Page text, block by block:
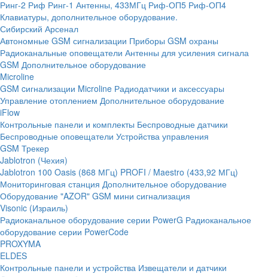
Ринг-2 Риф Ринг-1 Антенны, 433МГц Риф-ОП5 Риф-ОП4
Клавиатуры, дополнительное оборудование.
Сибирский Арсенал
Автономные GSM сигнализации Приборы GSM охраны
Радиоканальные оповещатели Антенны для усиления сигнала
GSM Дополнительное оборудование
Microline
GSM cигнализации Microline Радиодатчики и аксессуары
Управление отоплением Дополнительное оборудование
iFlow
Контрольные панели и комплекты Беспроводные датчики
Беспроводные оповещатели Устройства управления
GSM Трекер
Jablotron (Чехия)
Jablotron 100 Oasis (868 МГц) PROFI / Maestro (433,92 МГц)
Мониторинговая станция Дополнительное оборудование
Оборудование "AZOR" GSM мини сигнализация
Visonic (Израиль)
Радиоканальное оборудование серии PowerG Радиоканальное
оборудование серии PowerCode
PROXYMA
ELDES
Контрольные панели и устройства Извещатели и датчики